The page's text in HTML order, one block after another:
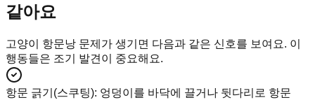
같아요
고양이 항문낭 문제가 생기면 다음과 같은 신호를 보여요. 이
행동들은 조기 발견이 중요해요.
항문 긁기(스쿠팅): 엉덩이를 바닥에 끌거나 뒷다리로 항문